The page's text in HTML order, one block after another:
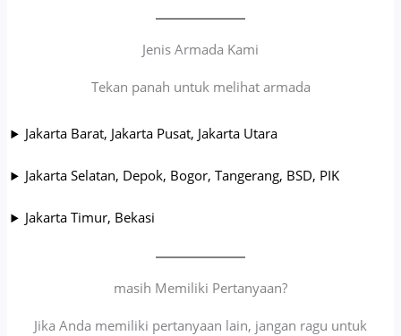
Jenis Armada Kami
Tekan panah untuk melihat armada
Jakarta Barat, Jakarta Pusat, Jakarta Utara
Jakarta Selatan, Depok, Bogor, Tangerang, BSD, PIK
Jakarta Timur, Bekasi
masih Memiliki Pertanyaan?
Jika Anda memiliki pertanyaan lain, jangan ragu untuk